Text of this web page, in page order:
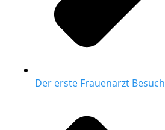
Der erste Frauenarzt Besuch